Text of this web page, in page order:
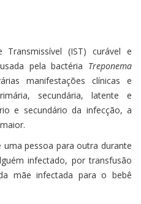
Transmissível (IST) curável e
pela bactéria Treponema
manifestações clínicas e
secundária, latente e
e secundário da infecção, a
pessoa para outra durante
infectado, por transfusão
mãe infectada para o bebê